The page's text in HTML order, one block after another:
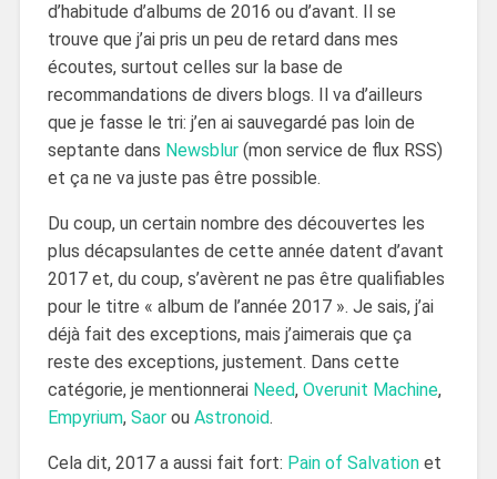
d’habitude d’albums de 2016 ou d’avant. Il se
trouve que j’ai pris un peu de retard dans mes
écoutes, surtout celles sur la base de
recommandations de divers blogs. Il va d’ailleurs
que je fasse le tri: j’en ai sauvegardé pas loin de
septante dans Newsblur(mon service de flux RSS)
et ça ne va juste pas être possible.
Du coup, un certain nombre des découvertes les
plus décapsulantes de cette année datent d’avant
2017 et, du coup, s’avèrent ne pas être qualifiables
pour le titre « album de l’année 2017 ». Je sais, j’ai
déjà fait des exceptions, mais j’aimerais que ça
reste des exceptions, justement. Dans cette
catégorie, je mentionnerai Need, Overunit Machine,
Empyrium, Saorou Astronoid.
Cela dit, 2017 a aussi fait fort: Pain of Salvationet